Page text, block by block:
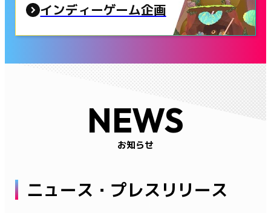
インディーゲーム企画
NEWS
お知らせ
ニュース・プレスリリース